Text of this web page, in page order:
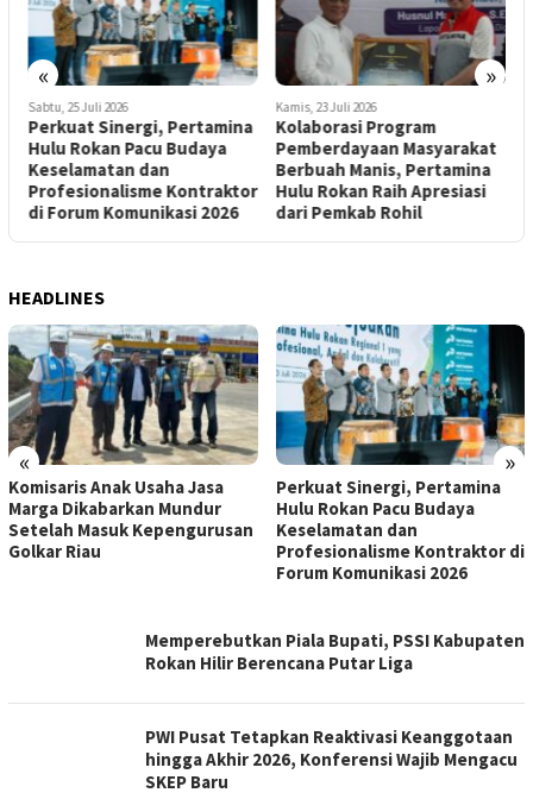
« »
Sabtu, 25 Juli 2026
Perkuat Sinergi, Pertamina
Hulu Rokan Pacu Budaya
Keselamatan dan
Profesionalisme Kontraktor
di Forum Komunikasi 2026
Kamis, 23 Juli 2026
Kolaborasi Program
Pemberdayaan Masyarakat
Berbuah Manis, Pertamina
Hulu Rokan Raih Apresiasi
dari Pemkab Rohil
HEADLINES
« »
Komisaris Anak Usaha Jasa
Marga Dikabarkan Mundur
Setelah Masuk Kepengurusan
Golkar Riau
Perkuat Sinergi, Pertamina
Hulu Rokan Pacu Budaya
Keselamatan dan
Profesionalisme Kontraktor di
Forum Komunikasi 2026
WARTAPESISIR.COMMemperebutkan Piala Bupati, PSSI Kabupaten
Rokan Hilir Berencana Putar Liga
PWI Pusat Tetapkan Reaktivasi Keanggotaan
hingga Akhir 2026, Konferensi Wajib Mengacu
SKEP Baru